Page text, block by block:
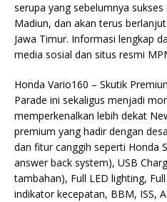
serupa yang sebelumnya
Madiun, dan akan terus
Jawa Timur. Informasi lengkap
media sosial dan situs resmi
Honda Vario160 – Skutik
Parade ini sekaligus menjadi
memperkenalkan lebih dekat
premium yang hadir dengan
dan fitur canggih seperti Honda
answer back system), USB
tambahan), Full LED lighting,
indikator kecepatan, BBM, ISS,